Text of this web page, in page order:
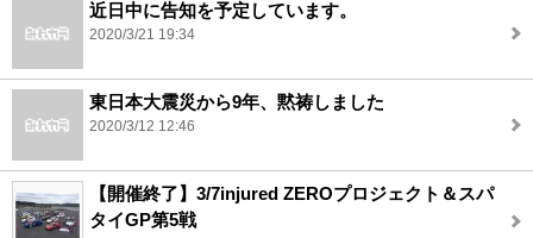
近日中に告知を予定しています。
2020/3/21 19:34
東日本大震災から9年、黙祷しました
2020/3/12 12:46
【開催終了】3/7injured ZEROプロジェクト＆スパ
タイGP第5戦